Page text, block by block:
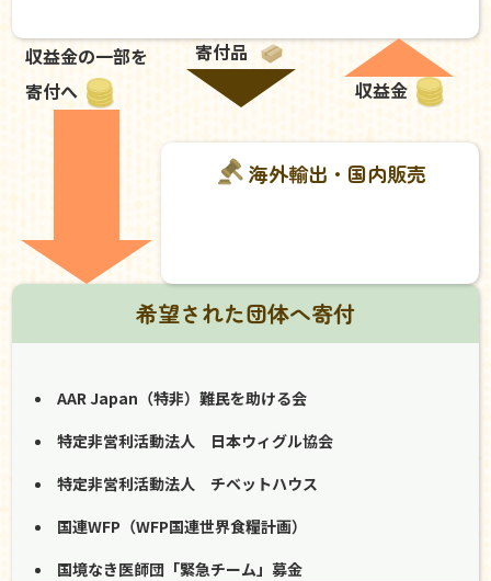
収益金の一部を
寄付へ
寄付品
収益金
海外輸出・国内販売
希望された団体へ寄付
AAR Japan（特非）難民を助ける会
特定非営利活動法人 日本ウィグル協会
特定非営利活動法人 チベットハウス
国連WFP（WFP国連世界食糧計画）
国境なき医師団「緊急チーム」募金